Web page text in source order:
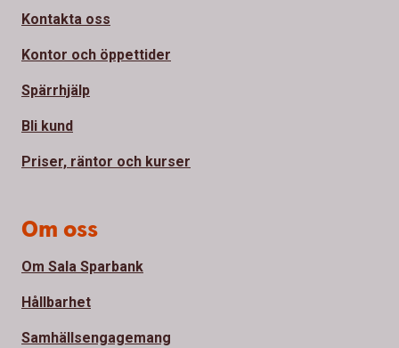
Kontakta oss
Kontor och öppettider
Spärrhjälp
Bli kund
Priser, räntor och kurser
Om oss
Om Sala Sparbank
Hållbarhet
Samhällsengagemang